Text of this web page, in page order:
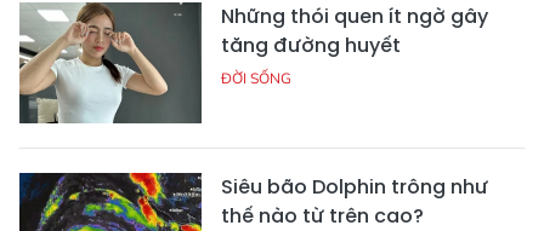
Những thói quen ít ngờ gây
tăng đường huyết
ĐỜI SỐNG
Siêu bão Dolphin trông như
thế nào từ trên cao?